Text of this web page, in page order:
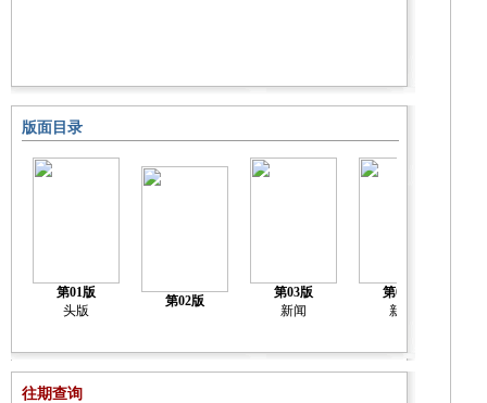
版面目录
第01版
头版
第02版
第03版
新闻
第04版
新闻
往期查询